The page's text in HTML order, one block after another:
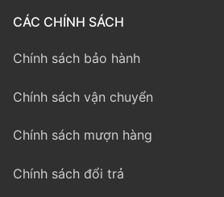
CÁC CHÍNH SÁCH
Chính sách bảo hành
Chính sách vận chuyển
Chính sách mượn hàng
Chính sách đổi trả